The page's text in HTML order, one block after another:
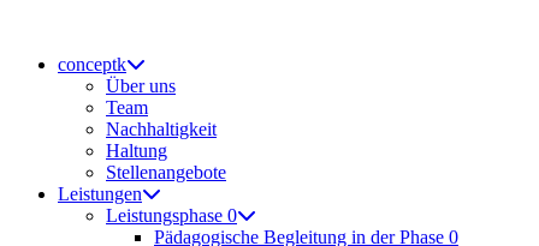
conceptk
Über uns
Team
Nachhaltigkeit
Haltung
Stellenangebote
Leistungen
Leistungsphase 0
Pädagogische Begleitung in der Phase 0